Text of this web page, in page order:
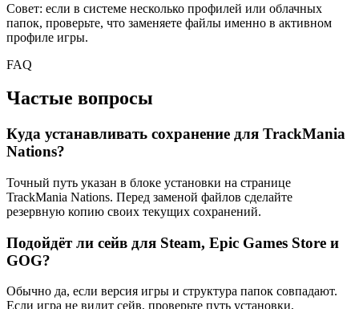
Совет: если в системе несколько профилей или облачных
папок, проверьте, что заменяете файлы именно в активном
профиле игры.
FAQ
Частые вопросы
Куда устанавливать сохранение для TrackMania
Nations?
Точный путь указан в блоке установки на странице
TrackMania Nations. Перед заменой файлов сделайте
резервную копию своих текущих сохранений.
Подойдёт ли сейв для Steam, Epic Games Store и
GOG?
Обычно да, если версия игры и структура папок совпадают.
Если игра не видит сейв, проверьте путь установки,